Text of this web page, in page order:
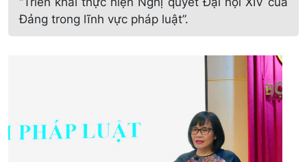
Đảng trong lĩnh vực pháp luật”.